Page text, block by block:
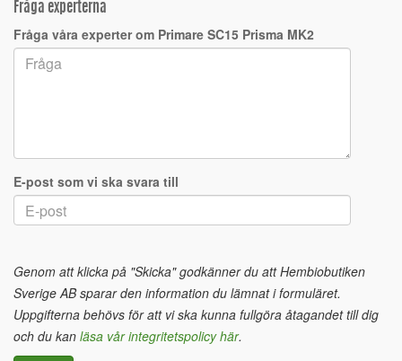
Fråga experterna
Fråga våra experter om Primare SC15 Prisma MK2
E-post som vi ska svara till
Genom att klicka på "Skicka" godkänner du att Hembiobutiken
Sverige AB sparar den information du lämnat i formuläret.
Uppgifterna behövs för att vi ska kunna fullgöra åtagandet till dig
och du kan läsa vår integritetspolicy här.